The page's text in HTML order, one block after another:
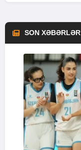
SON XƏBƏRLƏR